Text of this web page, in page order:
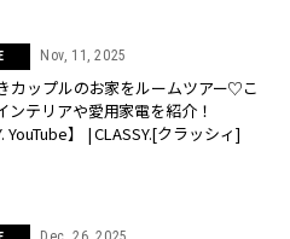
Nov, 11, 2025
カップルのお家をルームツアー♡こ
ンテリアや愛用家電を紹介！
YouTube】 | CLASSY.[クラッシィ]